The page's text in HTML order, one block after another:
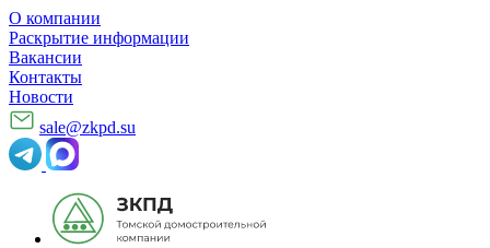
О компании
Раскрытие информации
Вакансии
Контакты
Новости
sale@zkpd.su